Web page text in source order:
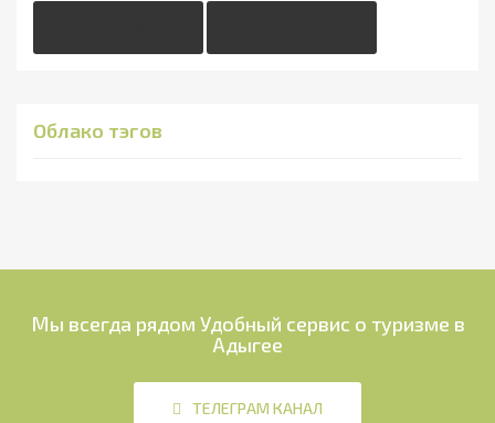
Облако тэгов
Мы всегда рядом Удобный сервис о туризме в
Адыгее
ТЕЛЕГРАМ КАНАЛ